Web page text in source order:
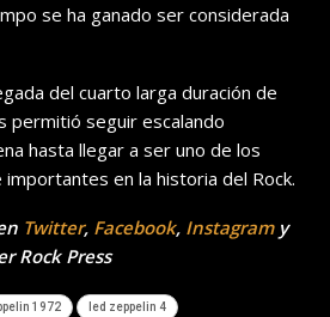
se ha ganado ser considerada
del cuarto larga duración de
permitió seguir escalando
hasta llegar a ser uno de los
en la historia del Rock.
Twitter, Facebook, Instagramy
Rock Press
1972 led zeppelin 4